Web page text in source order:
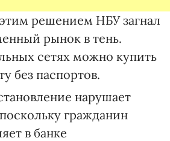
решением НБУ загнал
рынок в тень.
сетях можно купить
без паспортов.
нарушает
гражданин
в банке